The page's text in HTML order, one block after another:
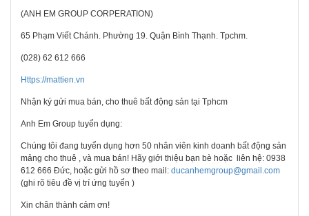
(ANH EM GROUP CORPERATION)
65 Phạm Viết Chánh. Phường 19. Quận Bình Thạnh. Tpchm.
(028) 62 612 666
Https://mattien.vn
Nhận ký gửi mua bán, cho thuê bất động sản tại Tphcm
Anh Em Group tuyển dụng:
Chúng tôi đang tuyển dụng hơn 50 nhân viên kinh doanh bất động sản
mảng cho thuê , và mua bán! Hãy giới thiệu bạn bè hoặc
liên hệ: 0938
612 666 Đức, hoặc gửi hồ sơ theo mail: ducanhemgroup@gmail.com
(ghi rõ tiêu đề vị trí ứng tuyển )
Xin chân thành cảm ơn!